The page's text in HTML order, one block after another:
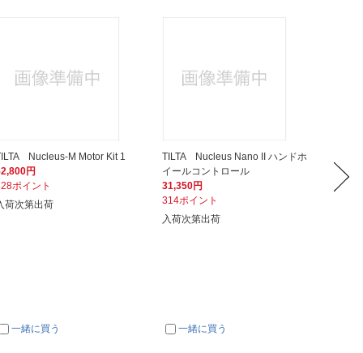
Nucleus-M Motor Kit 1
円
ポイント
荷次第出荷
一緒に買う
TILTA Nucleus Nano II ハンドホ
イールコントロール
31,350円
314ポイント
入荷次第出荷
一緒に買う
12,210